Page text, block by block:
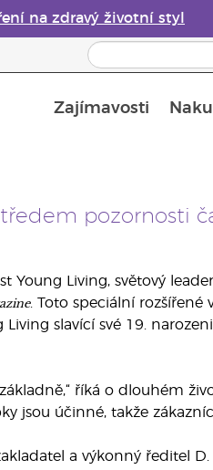
na zdravý životní styl
Zajímavosti
pozornosti
Young Living, světový
. Toto speciální
slavící své 19.
říká o dlouhém
jsou účinné, takže
a výkonný ředitel